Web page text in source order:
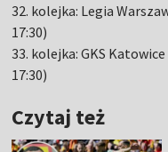
32. kolejka: Legia
17:30)
33. kolejka: GKS
17:30)
Czytaj też